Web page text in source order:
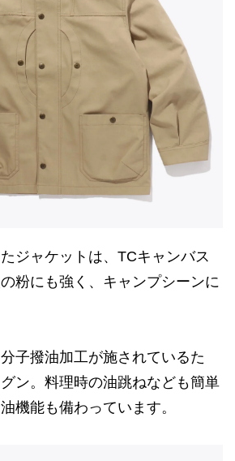
ジャケットは、TCキャンバス
粉にも強く、キャンプシーンに
子撥油加工が施されているた
ン。料理時の油跳ねなども簡単
機能も備わっています。